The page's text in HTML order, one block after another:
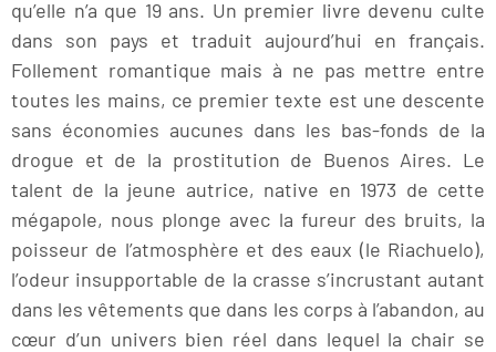
qu’elle n’a que 19 ans. Un premier livre devenu culte
dans son pays et traduit aujourd’hui en français.
Follement romantique mais à ne pas mettre entre
toutes les mains, ce premier texte est une descente
sans économies aucunes dans les bas-fonds de la
drogue et de la prostitution de Buenos Aires. Le
talent de la jeune autrice, native en 1973 de cette
mégapole, nous plonge avec la fureur des bruits, la
poisseur de l’atmosphère et des eaux (le Riachuelo),
l’odeur insupportable de la crasse s’incrustant autant
dans les vêtements que dans les corps à l’abandon, au
cœur d’un univers bien réel dans lequel la chair se